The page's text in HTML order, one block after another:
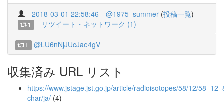
2018-03-01 22:58:46 @1975_summer (投稿一覧)
1 リツイート・ネットワーク (1)
1 @LU6nNjJUcJae4gV
収集済み URL リスト
https://www.jstage.jst.go.jp/article/radioisotopes/58/12/
char/ja/ (4)